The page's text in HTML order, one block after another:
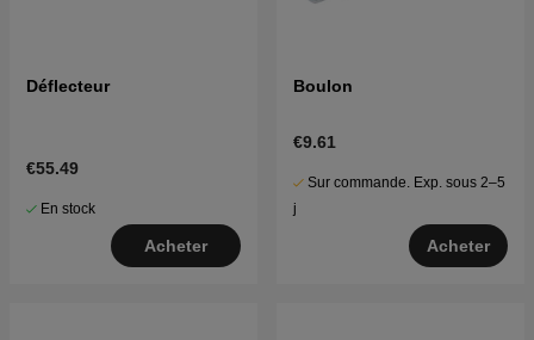
Déflecteur
€55.49
En stock
Acheter
Boulon
€9.61
Sur commande. Exp. sous 2–5
j
Acheter